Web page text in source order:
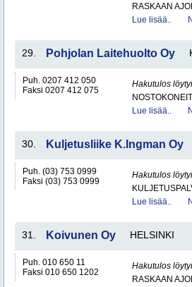
RASKAAN
Lue lisää..
29. Pohjolan Laitehuolto Oy
Puh. 0207 412 050
Faksi 0207 412 075
Hakutulos
Lue lisää..
30. Kuljetusliike K.Ingman Oy
Puh. (03) 753 0999
Faksi (03) 753 0999
Hakutulos
Lue lisää..
31. Koivunen Oy HELSINKI
Puh. 010 650 11
Faksi 010 650 1202
Hakutulos
RASKAAN